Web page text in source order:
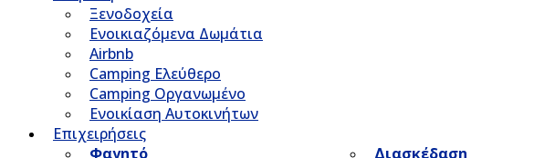
Ξενοδοχεία
Ενοικιαζόμενα Δωμάτια
Airbnb
Camping Ελεύθερο
Camping Οργανωμένο
Ενοικίαση Αυτοκινήτων
Επιχειρήσεις
Φαγητό
Διασκέδαση